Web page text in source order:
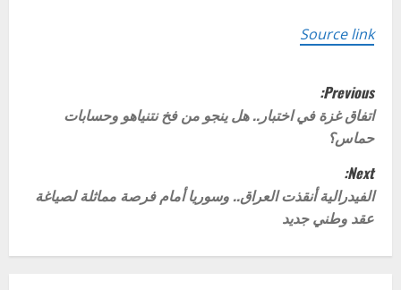
Source link
P
o
s
t
n
Previous:
اتفاق غزة في اختبار.. هل ينجو من فخ نتنياهو وحسابات
حماس؟
Next:
الفيدرالية أنقذت العراق.. وسوريا أمام فرصة مماثلة لصياغة
عقد وطني جديد